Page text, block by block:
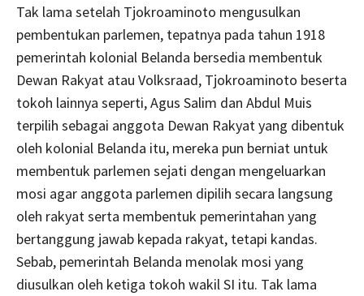
Tak lama setelah Tjokroaminoto mengusulkan
pembentukan parlemen, tepatnya pada tahun 1918
pemerintah kolonial Belanda bersedia membentuk
Dewan Rakyat atau Volksraad, Tjokroaminoto beserta
tokoh lainnya seperti, Agus Salim dan Abdul Muis
terpilih sebagai anggota Dewan Rakyat yang dibentuk
oleh kolonial Belanda itu, mereka pun berniat untuk
membentuk parlemen sejati dengan mengeluarkan
mosi agar anggota parlemen dipilih secara langsung
oleh rakyat serta membentuk pemerintahan yang
bertanggung jawab kepada rakyat, tetapi kandas.
Sebab, pemerintah Belanda menolak mosi yang
diusulkan oleh ketiga tokoh wakil SI itu. Tak lama